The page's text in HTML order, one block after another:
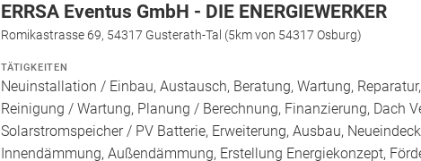
ERRSA Eventus GmbH - DIE ENERGIEWERKER
Romikastrasse 69, 54317 Gusterath-Tal (5km von 54317 Osburg)
TÄTIGKEITEN
Neuinstallation / Einbau, Austausch, Beratung, Wartung,
Reinigung / Wartung, Planung / Berechnung, Finanzierung, Dach
Solarstromspeicher / PV Batterie, Erweiterung, Ausbau,
Innendämmung, Außendämmung, Erstellung Energiekonzept,